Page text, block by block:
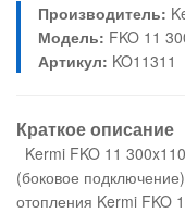
Производитель:
Модель: FKO 11
Артикул: KO11311
Краткое описание
Kermi FKO 11
(боковое
отопления Kermi FKO